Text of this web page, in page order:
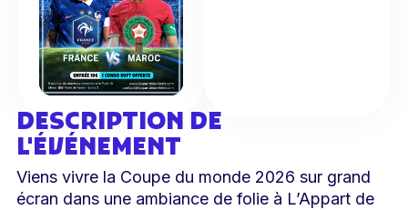
DESCRIPTION DE
L'ÉVÉNEMENT
Viens vivre la Coupe du monde 2026 sur grand
écran dans une ambiance de folie à L’Appart de